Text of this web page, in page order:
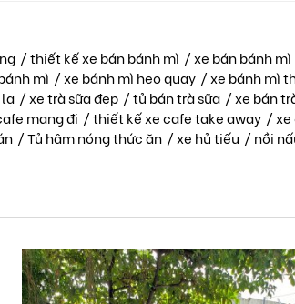
/thiết kế xe bán bánh mì /xe bán bánh mì
mì /xe bánh mì heo quay /xe bánh mì
/xe trà sữa đẹp /tủ bán trà sữa /xe bán
mang đi /thiết kế xe cafe take away /xe
/Tủ hâm nóng thức ăn /xe hủ tiếu / nồi